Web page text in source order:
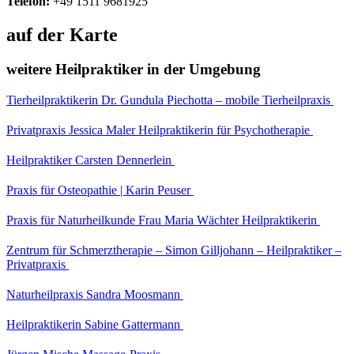
auf der Karte
weitere Heilpraktiker in der Umgebung
Tierheilpraktikerin Dr. Gundula Piechotta – mobile Tierheilpraxis
Privatpraxis Jessica Maler Heilpraktikerin für Psychotherapie
Heilpraktiker Carsten Dennerlein
Praxis für Osteopathie | Karin Peuser
Praxis für Naturheilkunde Frau Maria Wächter Heilpraktikerin
Zentrum für Schmerztherapie – Simon Gilljohann – Heilpraktiker –
Privatpraxis
Naturheilpraxis Sandra Moosmann
Heilpraktikerin Sabine Gattermann